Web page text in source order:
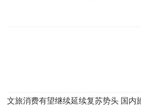
文旅消费有望继续延续复苏势头 国内